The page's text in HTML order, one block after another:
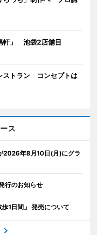
軒」 池袋2店舗目
ストラン コンセプトは
ス
2026年8月10日(月)にグラ
行のお知らせ
1日間」 発売について